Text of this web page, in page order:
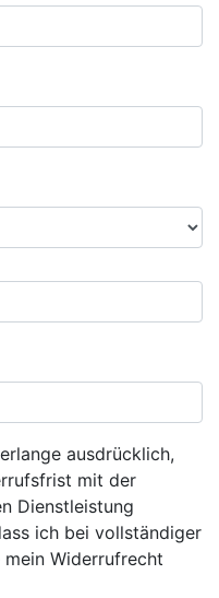
ausdrücklich,
mit der
Dienstleistung
ich bei vollständiger
Widerrufrecht